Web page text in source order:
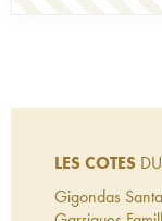
LES COTES
Gigondas